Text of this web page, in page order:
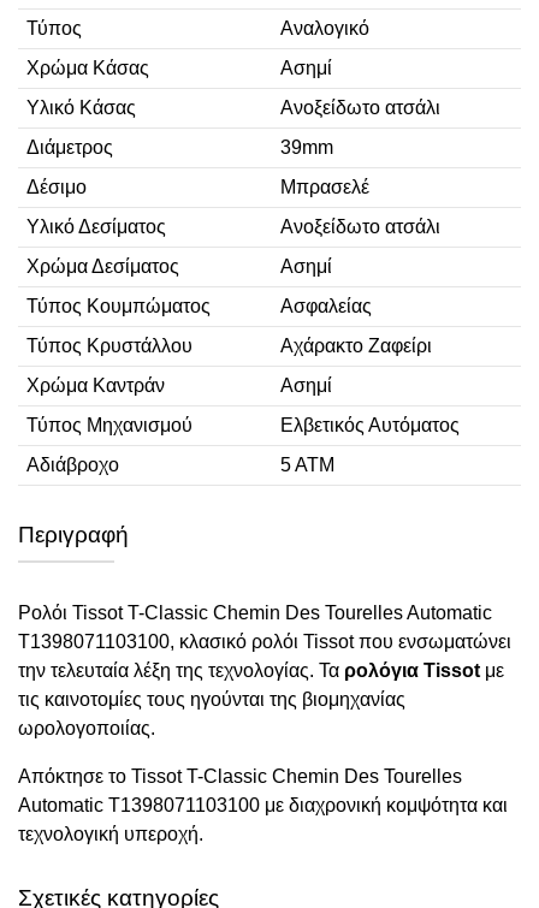
Τύπος
Αναλογικό
Χρώμα Κάσας
Ασημί
Υλικό Κάσας
Ανοξείδωτο ατσάλι
Διάμετρος
39mm
Δέσιμο
Μπρασελέ
Υλικό Δεσίματος
Ανοξείδωτο ατσάλι
Χρώμα Δεσίματος
Ασημί
Τύπος Κουμπώματος
Ασφαλείας
Τύπος Κρυστάλλου
Αχάρακτο Ζαφείρι
Χρώμα Καντράν
Ασημί
Τύπος Μηχανισμού
Ελβετικός Αυτόματος
Αδιάβροχο
5 ΑΤΜ
Περιγραφή
Ρολόι Tissot T-Classic Chemin Des Tourelles Automatic
T1398071103100, κλασικό ρολόι Tissot που ενσωματώνει
την τελευταία λέξη της τεχνολογίας. Τα ρολόγια Tissot με
τις καινοτομίες τους ηγούνται της βιομηχανίας
ωρολογοποιίας.
Απόκτησε το Tissot T-Classic Chemin Des Tourelles
Automatic T1398071103100 με διαχρονική κομψότητα και
τεχνολογική υπεροχή.
Σχετικές κατηγορίες